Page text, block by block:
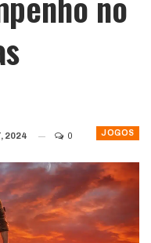
JOGOS
2024 0